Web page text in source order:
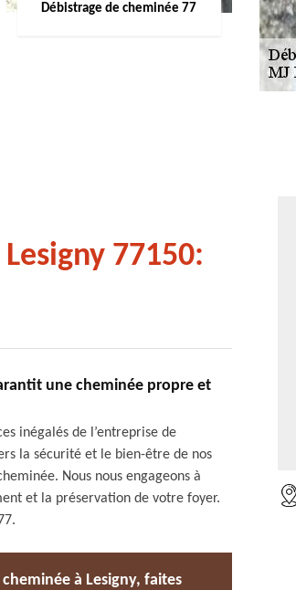
Débistrage de cheminée 77
77150:
une cheminée propre et
inégalés de l’entreprise de
la sécurité et le bien-être de nos
Nous nous engageons à
et la préservation de votre foyer.
à Lesigny, faites